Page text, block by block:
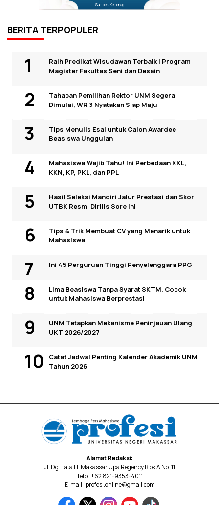
Sumber: Kemenag
BERITA TERPOPULER
Raih Predikat Wisudawan Terbaik I Program
Magister Fakultas Seni dan Desain
Tahapan Pemilihan Rektor UNM Segera
Dimulai, WR 3 Nyatakan Siap Maju
Tips Menulis Esai untuk Calon Awardee
Beasiswa Unggulan
Mahasiswa Wajib Tahu! Ini Perbedaan KKL,
KKN, KP, PKL, dan PPL
Hasil Seleksi Mandiri Jalur Prestasi dan Skor
UTBK Resmi Dirilis Sore Ini
Tips & Trik Membuat CV yang Menarik untuk
Mahasiswa
Ini 45 Perguruan Tinggi Penyelenggara PPG
Lima Beasiswa Tanpa Syarat SKTM, Cocok
untuk Mahasiswa Berprestasi
UNM Tetapkan Mekanisme Peninjauan Ulang
UKT 2026/2027
Catat Jadwal Penting Kalender Akademik UNM
Tahun 2026
Alamat Redaksi:
Jl. Dg. Tata III, Makassar Upa Regency Blok A No. 11
Telp : +62 821-9353-4011
E-mail : profesi.online@gmail.com